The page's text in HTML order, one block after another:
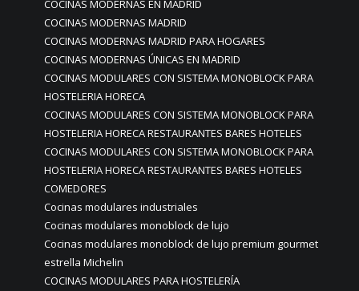
COCINAS MODERNAS EN MADRID
COCINAS MODERNAS MADRID
COCINAS MODERNAS MADRID PARA HOGARES
COCINAS MODERNAS ÚNICAS EN MADRID
COCINAS MODULARES CON SISTEMA MONOBLOCK PARA
HOSTELERIA HORECA
COCINAS MODULARES CON SISTEMA MONOBLOCK PARA
HOSTELERIA HORECA RESTAURANTES BARES HOTELES
COCINAS MODULARES CON SISTEMA MONOBLOCK PARA
HOSTELERIA HORECA RESTAURANTES BARES HOTELES
COMEDORES
Cocinas modulares industriales
Cocinas modulares monoblock de lujo
Cocinas modulares monoblock de lujo premium gourmet
estrella Michelin
COCINAS MODULARES PARA HOSTELERÍA